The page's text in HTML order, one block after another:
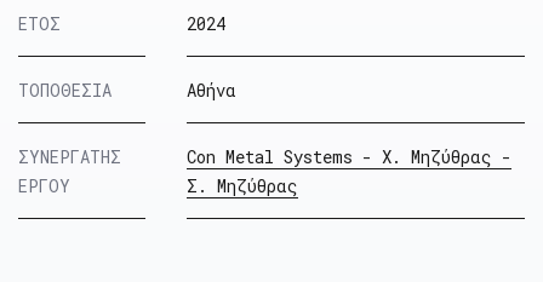
ΕΤΟΣ 2024
ΤΟΠΟΘΕΣΙΑ Αθήνα
ΣΥΝΕΡΓΑΤΗΣ
ΕΡΓΟΥ
Con Metal Systems - Χ. Μηζύθρας -
Σ. Μηζύθρας